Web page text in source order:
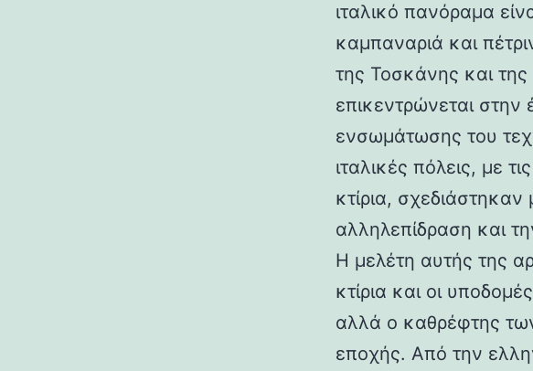
ιταλικό πανόραμα
καμπαναριά και
της Τοσκάνης και
επικεντρώνεται στην
ενσωμάτωσης του
ιταλικές πόλεις, με
κτίρια,
αλληλεπίδραση και
Η μελέτη αυτής της
κτίρια και οι
αλλά ο καθρέφτης
εποχής. Από την